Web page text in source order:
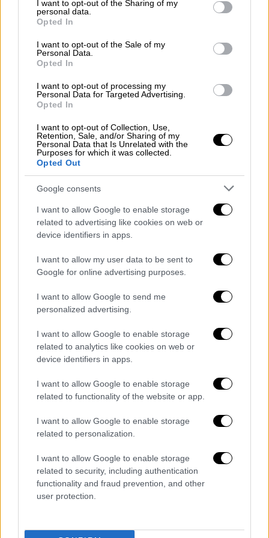
not limited to your visit or usage behaviour. You may click to
grant or deny consent to Google and its third-party tags to
use your data for below specified purposes in below Google
consent section.
I want to opt-out of the Sharing of my
personal data.
Opted In
I want to opt-out of the Sale of my
Personal Data.
Opted In
I want to opt-out of processing my
Personal Data for Targeted Advertising.
Opted In
I want to opt-out of Collection, Use,
Retention, Sale, and/or Sharing of my
Personal Data that Is Unrelated with the
Purposes for which it was collected.
Opted Out
Google consents
I want to allow Google to enable storage
related to advertising like cookies on web or
device identifiers in apps.
I want to allow my user data to be sent to
Google for online advertising purposes.
I want to allow Google to send me
personalized advertising.
I want to allow Google to enable storage
related to analytics like cookies on web or
device identifiers in apps.
I want to allow Google to enable storage
related to functionality of the website or app.
I want to allow Google to enable storage
related to personalization.
I want to allow Google to enable storage
related to security, including authentication
functionality and fraud prevention, and other
user protection.
Μάλιστα, εκτός από τον εκτιμώμενο χρόνο
για να φτάσει κανείς στον προορισμό που
έχει επιλέξει,
οι Χάρτες παρουσιάζουν κατά
προσέγγισηκαι το αντίτιμο που θα κληθεί να
πληρώσει ο χρήστης.
Εκτός από αυτά τα Google Maps δίνουν στον
χρήστη την επιλογή μεταξύ συμβατικού ή
φιλικότερου προς το περιβάλλον ταξί
(υβριδικού ή ηλεκτρικού), ενώ παρουσιάζουν
των αριθμό των ταξί που βρίσκονται
κοντά στον χρήστη, αλλά και τον εκτιμώμενο
χρόνο που θα χρειαστεί για να φτάσουν σε
αυτόν.
Η νέα υπηρεσία της Google είναι διαθέσιμη
με λειτουργικό Android ή iOS
και μπορεί ήδη να χρησιμοποιηθεί και στην
Ελλάδα, ενώ, προς το παρόν τουλάχιστον
δεν είναι διαθέσιμη για desktop ή laptop.
Κατεβάζοντας τέλος και την σχετική
καλέσει άμεσα το ταξί της επιλογής του.
Google Maps